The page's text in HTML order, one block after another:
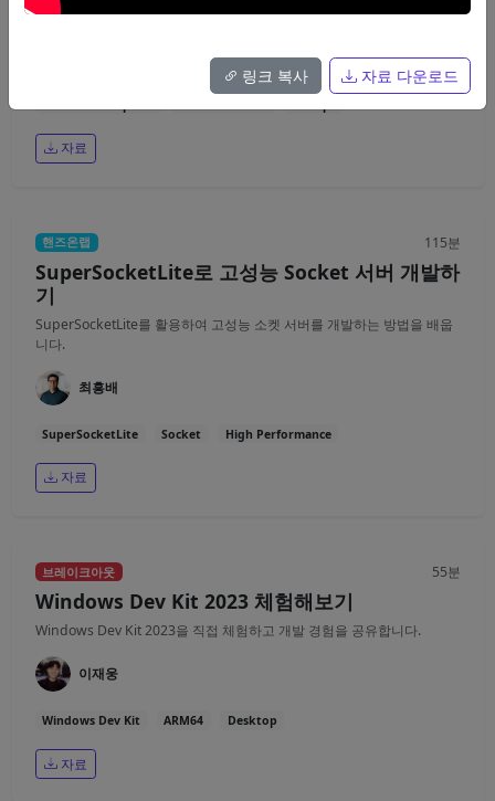
GitHub Codespaces를 .NET 개발 환경으로 설정하는 방법을 배웁니다.
자료
핸즈온랩 115분
SuperSocketLite로 고성능 Socket 서버 개발하
기
SuperSocketLite를 활용하여 고성능 소켓 서버를 개발하는 방법을 배웁
니다.
최흥배
SuperSocketLite Socket High Performance
자료
브레이크아웃 55분
Windows Dev Kit 2023 체험해보기
Windows Dev Kit 2023을 직접 체험하고 개발 경험을 공유합니다.
이재웅
Windows Dev Kit ARM64 Desktop
자료
링크 복사 자료 다운로드